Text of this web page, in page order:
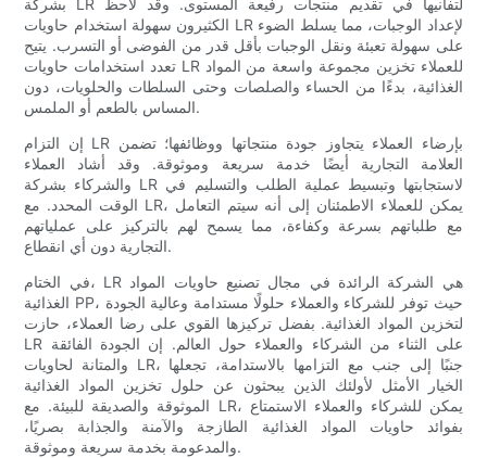
بشركة LR لتفانيها في تقديم منتجات رفيعة المستوى. وقد لاحظ
الكثيرون سهولة استخدام حاويات LR لإعداد الوجبات، مما يسلط الضوء
على سهولة تعبئة ونقل الوجبات بأقل قدر من الفوضى أو التسرب. يتيح
تعدد استخدامات حاويات LR للعملاء تخزين مجموعة واسعة من المواد
الغذائية، بدءًا من الحساء والصلصات وحتى السلطات والحلويات، دون
المساس بالطعم أو الملمس.
إن التزام LR بإرضاء العملاء يتجاوز جودة منتجاتها ووظائفها؛ تضمن
العلامة التجارية أيضًا خدمة سريعة وموثوقة. وقد أشاد العملاء
والشركاء بشركة LR لاستجابتها وتبسيط عملية الطلب والتسليم في
الوقت المحدد. مع LR، يمكن للعملاء الاطمئنان إلى أنه سيتم التعامل
مع طلباتهم بسرعة وكفاءة، مما يسمح لهم بالتركيز على عملياتهم
التجارية دون أي انقطاع.
في الختام، LR هي الشركة الرائدة في مجال تصنيع حاويات المواد
الغذائية PP، حيث توفر للشركاء والعملاء حلولًا مستدامة وعالية الجودة
لتخزين المواد الغذائية. بفضل تركيزها القوي على رضا العملاء، حازت
LR على الثناء من الشركاء والعملاء حول العالم. إن الجودة الفائقة
والمتانة لحاويات LR، جنبًا إلى جنب مع التزامها بالاستدامة، تجعلها
الخيار الأمثل لأولئك الذين يبحثون عن حلول تخزين المواد الغذائية
الموثوقة والصديقة للبيئة. مع LR، يمكن للشركاء والعملاء الاستمتاع
بفوائد حاويات المواد الغذائية الطازجة والآمنة والجذابة بصريًا،
والمدعومة بخدمة سريعة وموثوقة.